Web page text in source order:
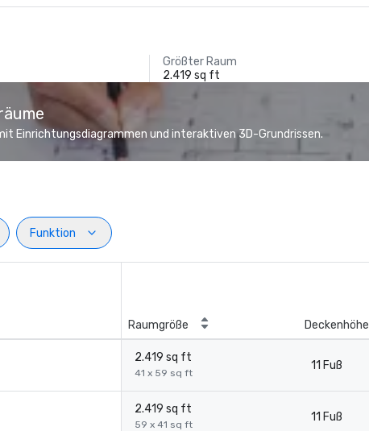
Größter Raum
2.419 sq ft
Einrichtungsdiagrammen und interaktiven 3D-Grundrissen.
Funktion
Raumgröße Deckenhöhe
2.419 sq ft
41 x 59 sq ft
11 Fuß
2.419 sq ft
59 x 41 sq ft
11 Fuß